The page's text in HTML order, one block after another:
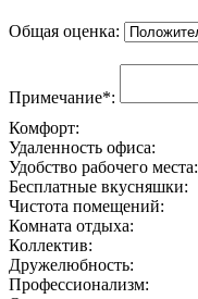
Общая оценка:
Примечание*:
Комфорт:
Удаленность офиса:
Удобство рабочего места:
Бесплатные вкусняшки:
Чистота помещений:
Комната отдыха:
Коллектив:
Дружелюбность:
Профессионализм: